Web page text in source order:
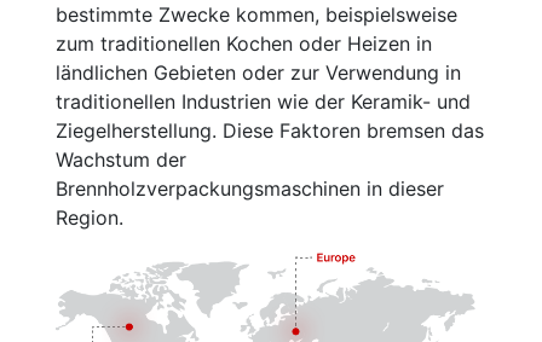
bestimmte Zwecke kommen, beispielsweise
zum traditionellen Kochen oder Heizen in
ländlichen Gebieten oder zur Verwendung in
traditionellen Industrien wie der Keramik- und
Ziegelherstellung. Diese Faktoren bremsen das
Wachstum der
Brennholzverpackungsmaschinen in dieser
Region.